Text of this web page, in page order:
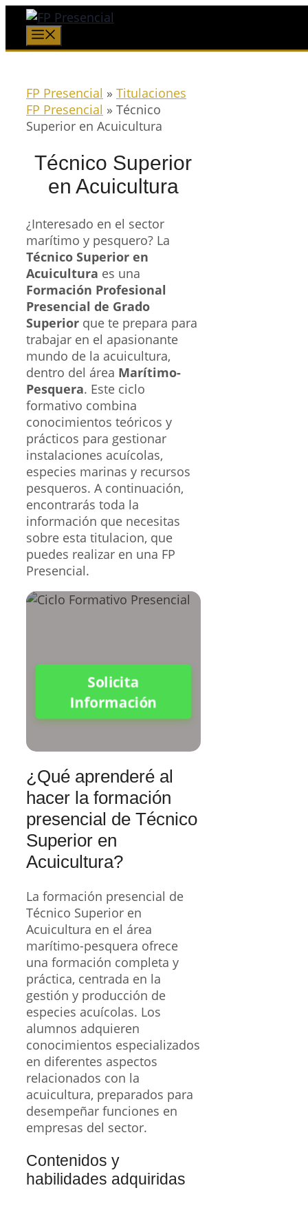
Saltar
contenido
FP Presencial » Titulaciones
FP Presencial » Técnico
Superior en Acuicultura
Técnico Superior
en Acuicultura
¿Interesado en el sector
marítimo y pesquero? La
Técnico Superior en
Acuicultura es una
Formación Profesional
Presencial de Grado
Superior que te prepara para
trabajar en el apasionante
mundo de la acuicultura,
dentro del área Marítimo-
Pesquera. Este ciclo
formativo combina
conocimientos teóricos y
prácticos para gestionar
instalaciones acuícolas,
especies marinas y recursos
pesqueros. A continuación,
encontrarás toda la
información que necesitas
sobre esta titulacion, que
puedes realizar en una FP
Presencial.
Solicita
Información
¿Qué aprenderé al
hacer la formación
presencial de Técnico
Superior en
Acuicultura?
La formación presencial de
Técnico Superior en
Acuicultura en el área
marítimo-pesquera ofrece
una formación completa y
práctica, centrada en la
gestión y producción de
especies acuícolas. Los
alumnos adquieren
conocimientos especializados
en diferentes aspectos
relacionados con la
acuicultura, preparados para
desempeñar funciones en
empresas del sector.
Contenidos y
habilidades adquiridas